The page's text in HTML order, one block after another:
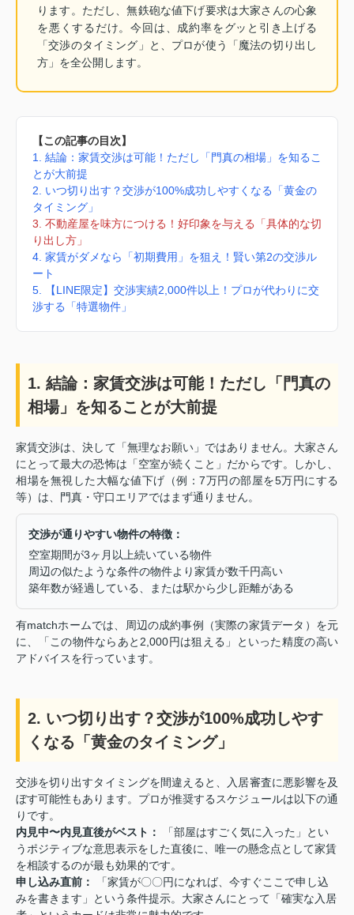
ります。ただし、無鉄砲な値下げ要求は大家さんの心象
を悪くするだけ。今回は、成約率をグッと引き上げる
「交渉のタイミング」と、プロが使う「魔法の切り出し
方」を全公開します。
【この記事の目次】
1. 結論：家賃交渉は可能！ただし「門真の相場」を知るこ
とが大前提
2. いつ切り出す？交渉が100%成功しやすくなる「黄金の
タイミング」
3. 不動産屋を味方につける！好印象を与える「具体的な切
り出し方」
4. 家賃がダメなら「初期費用」を狙え！賢い第2の交渉ル
ート
5. 【LINE限定】交渉実績2,000件以上！プロが代わりに交
渉する「特選物件」
1. 結論：家賃交渉は可能！ただし「門真の
相場」を知ることが大前提
家賃交渉は、決して「無理なお願い」ではありません。大家さん
にとって最大の恐怖は「空室が続くこと」だからです。しかし、
相場を無視した大幅な値下げ（例：7万円の部屋を5万円にする
等）は、門真・守口エリアではまず通りません。
交渉が通りやすい物件の特徴：
空室期間が3ヶ月以上続いている物件
周辺の似たような条件の物件より家賃が数千円高い
築年数が経過している、または駅から少し距離がある
有matchホームでは、周辺の成約事例（実際の家賃データ）を元
に、「この物件ならあと2,000円は狙える」といった精度の高い
アドバイスを行っています。
2. いつ切り出す？交渉が100%成功しやす
くなる「黄金のタイミング」
交渉を切り出すタイミングを間違えると、入居審査に悪影響を及
ぼす可能性もあります。プロが推奨するスケジュールは以下の通
りです。
内見中〜内見直後がベスト：
「部屋はすごく気に入った」とい
うポジティブな意思表示をした直後に、唯一の懸念点として家賃
を相談するのが最も効果的です。
申し込み直前：
「家賃が〇〇円になれば、今すぐここで申し込
みを書きます」という条件提示。大家さんにとって「確実な入居